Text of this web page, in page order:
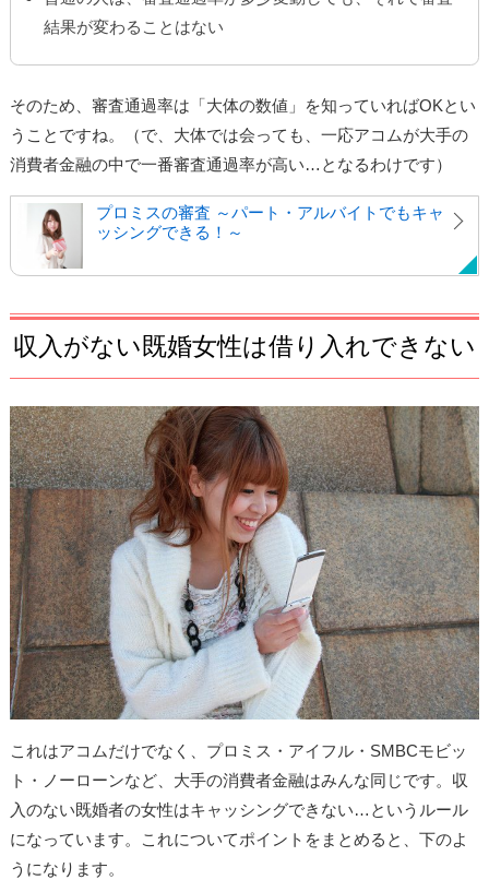
結果が変わることはない
そのため、審査通過率は「大体の数値」を知っていればOKとい
うことですね。（で、大体では会っても、一応アコムが大手の
消費者金融の中で一番審査通過率が高い…となるわけです）
プロミスの審査 ～パート・アルバイトでもキャ
ッシングできる！～
収入がない既婚女性は借り入れできない
これはアコムだけでなく、プロミス・アイフル・SMBCモビッ
ト・ノーローンなど、大手の消費者金融はみんな同じです。収
入のない既婚者の女性はキャッシングできない…というルール
になっています。これについてポイントをまとめると、下のよ
うになります。